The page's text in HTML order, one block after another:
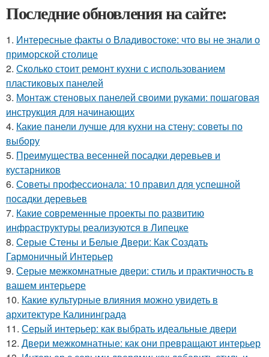
Последние обновления на сайте:
1. Интересные факты о Владивостоке: что вы не знали о
приморской столице
2. Сколько стоит ремонт кухни с использованием
пластиковых панелей
3. Монтаж стеновых панелей своими руками: пошаговая
инструкция для начинающих
4. Какие панели лучше для кухни на стену: советы по
выбору
5. Преимущества весенней посадки деревьев и
кустарников
6. Советы профессионала: 10 правил для успешной
посадки деревьев
7. Какие современные проекты по развитию
инфраструктуры реализуются в Липецке
8. Серые Стены и Белые Двери: Как Создать
Гармоничный Интерьер
9. Серые межкомнатные двери: стиль и практичность в
вашем интерьере
10. Какие культурные влияния можно увидеть в
архитектуре Калининграда
11. Серый интерьер: как выбрать идеальные двери
12. Двери межкомнатные: как они превращают интерьер